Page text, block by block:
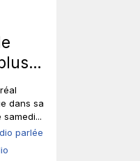
dans sa
parlée